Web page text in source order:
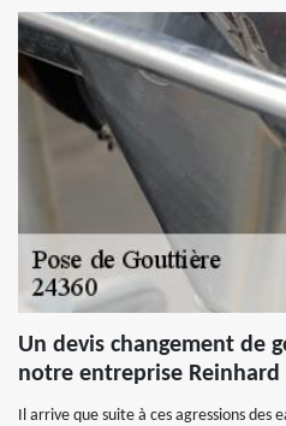
Un devis changement de
notre entreprise Reinhard
Il arrive que suite à ces agressions des